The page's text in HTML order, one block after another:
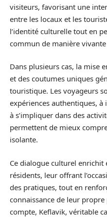
visiteurs, favorisant une
entre les locaux et les
l’identité culturelle tout en
commun de manière
Dans plusieurs cas, la mise
et des coutumes uniques
touristique. Les voyageurs
expériences authentiques,
à s’impliquer dans des
permettent de mieux
isolante.
Ce dialogue culturel enrichit
résidents, leur offrant
des pratiques, tout en
connaissance de leur
compte, Keflavik, véritable